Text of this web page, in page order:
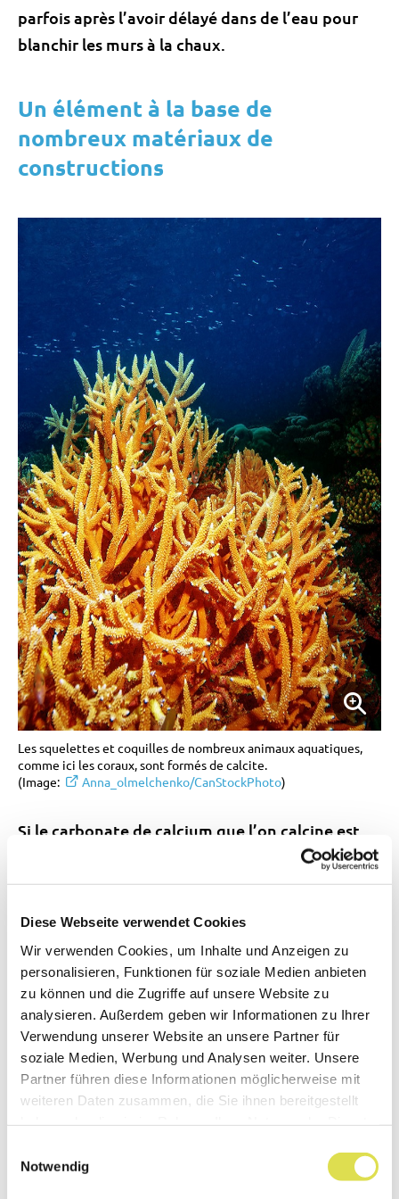
Diese Webseite verwendet Cookies
Wir verwenden Cookies, um Inhalte und Anzeigen zu
personalisieren, Funktionen für soziale Medien anbieten
zu können und die Zugriffe auf unsere Website zu
analysieren. Außerdem geben wir Informationen zu Ihrer
Verwendung unserer Website an unsere Partner für
soziale Medien, Werbung und Analysen weiter. Unsere
Partner führen diese Informationen möglicherweise mit
weiteren Daten zusammen, die Sie ihnen bereitgestellt
Notwendig
parfois après l’avoir délayé dans de l’eau pour
blanchir les murs à la chaux.
Un élément à la base de
nombreux matériaux de
constructions
Les squelettes et coquilles de nombreux animaux aquatiques,
comme ici les coraux, sont formés de calcite.
(Image:
Anna_olmelchenko/CanStockPhoto)
Si le carbonate de calcium que l’on calcine est
), la calcination
forme non de la chaux mais du ciment, ou
A part le calcaire, il existe d’autresminéraux
contenant du calcium. Citons le gypse, ou
sulfate de calcium hydraté CaSO4 ·2H2O, qui
forme le plâtre lorsqu’on le chauffe